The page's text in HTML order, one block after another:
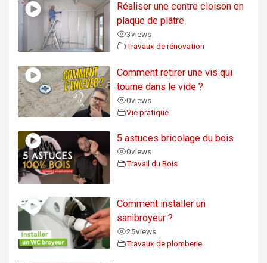
Réaliser une contre cloison en
plaque de plâtre
3views
Travaux de rénovation
Comment retirer une vis qui
tourne dans le vide ?
0views
Vie pratique
5 astuces bricolage du bois
0views
Travail du Bois
Comment installer un
sanibroyeur ?
25views
Travaux de plomberie